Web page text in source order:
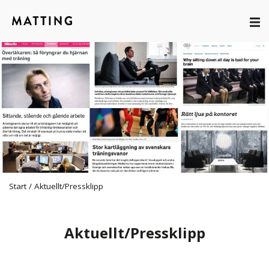
Start/ Aktuellt/Pressklipp
Aktuellt/Pressklipp